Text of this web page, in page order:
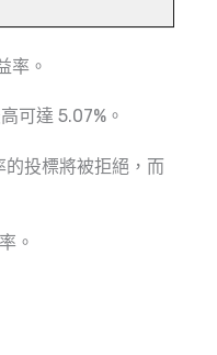
率。
可達 5.07%。
投標將被拒絕，而
。